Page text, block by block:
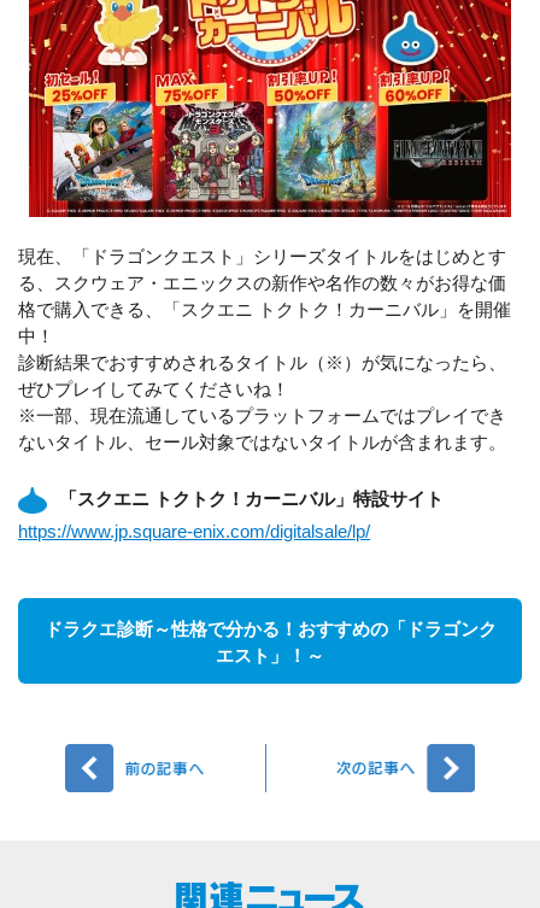
現在、「ドラゴンクエスト」シリーズタイトルをはじめとす
る、スクウェア・エニックスの新作や名作の数々がお得な価
格で購入できる、「スクエニ トクトク！カーニバル」を開催
中！
診断結果でおすすめされるタイトル（※）が気になったら、
ぜひプレイしてみてくださいね！
※一部、現在流通しているプラットフォームではプレイでき
ないタイトル、セール対象ではないタイトルが含まれます。
「スクエニ トクトク！カーニバル」特設サイト
https://www.jp.square-enix.com/digitalsale/lp/
ドラクエ診断～性格で分かる！おすすめの「ドラゴンク
エスト」！～